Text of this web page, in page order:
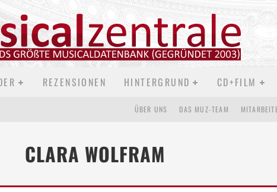
REZENSIONEN HINTERGRUND CD+FILM
ÜBER UNS DAS MUZ-TEAM
CLARA WOLFRAM